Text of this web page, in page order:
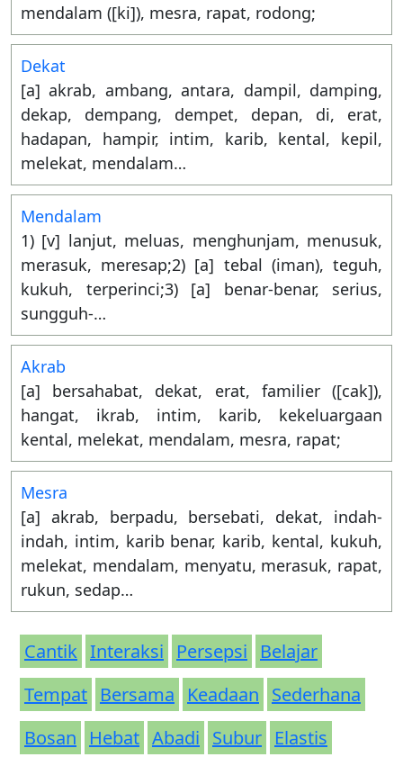
mendalam ([ki]), mesra, rapat, rodong;
Dekat
[a] akrab, ambang, antara, dampil, damping,
dekap, dempang, dempet, depan, di, erat,
hadapan, hampir, intim, karib, kental, kepil,
melekat, mendalam…
Mendalam
1) [v] lanjut, meluas, menghunjam, menusuk,
merasuk, meresap;2) [a] tebal (iman), teguh,
kukuh, terperinci;3) [a] benar-benar, serius,
sungguh-…
Akrab
[a] bersahabat, dekat, erat, familier ([cak]),
hangat, ikrab, intim, karib, kekeluargaan
kental, melekat, mendalam, mesra, rapat;
Mesra
[a] akrab, berpadu, bersebati, dekat, indah-
indah, intim, karib benar, karib, kental, kukuh,
melekat, mendalam, menyatu, merasuk, rapat,
rukun, sedap…
Cantik Interaksi Persepsi
Belajar
Tempat Bersama Keadaan Sederhana
Bosan
Hebat Abadi Subur Elastis